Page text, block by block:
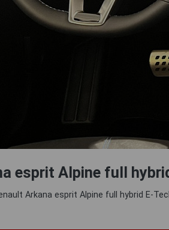
esprit Alpine full
Arkana esprit Alpine full hybrid E-